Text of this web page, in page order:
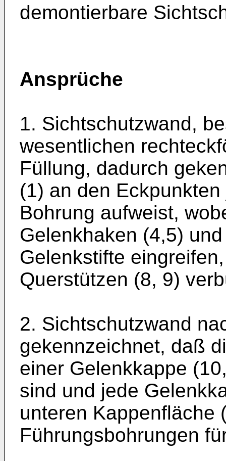
demontierbare
Ansprüche
1. Sichtschutzwand,
wesentlichen
Füllung, dadurch
(1) an den
Bohrung aufweist,
Gelenkhaken (4,5)
Gelenkstifte
Querstützen (8, 9)
2. Sichtschutzwand
gekennzeichnet, daß
einer Gelenkkappe
sind und jede
unteren Kappenfläche
Führungsbohrungen